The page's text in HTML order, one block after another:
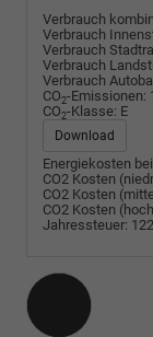
Verbrauch
Verbrauch
Verbrauch
Verbrauch
Verbrauch
CO2-Emissionen:
CO2-Klasse: E
Download
Energiekosten
CO2 Kosten
CO2 Kosten
CO2 Kosten
Jahressteuer: